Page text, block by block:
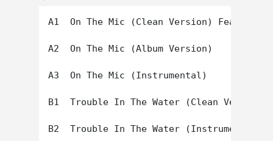
A1  On The Mic (Clean Version)
A2  On The Mic (Album Version)
A3  On The Mic (Instrumental)
B1  Trouble In The Water (Clean Version)
B2  Trouble In The Water (Instrumental)